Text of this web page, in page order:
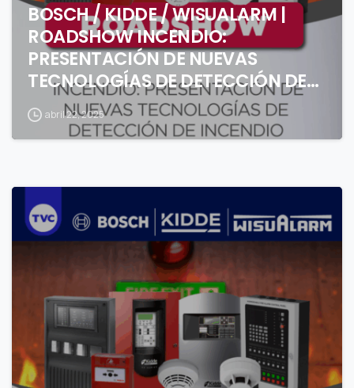
BOSCH / KIDDE / WISUALARM |
ROADSHOW INCENDIO:
PRESENTACIÓN DE NUEVAS
TECNOLOGÍAS DE DETECCIÓN DE
INCENDIO (1 DÍA)
abril 22, 2025
0